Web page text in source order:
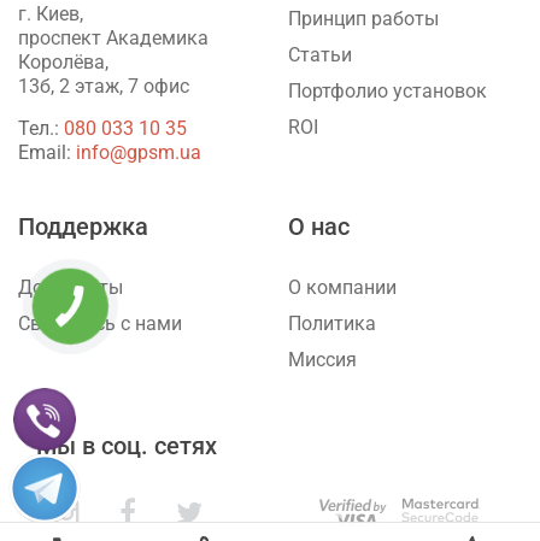
г. Киев,
проспект Академика
Королёва,
13б, 2 этаж, 7 офис
Тел.: ‎080 033 10 35
Email: info@gpsm.ua
Принцип работы
Статьи
Портфолио установок
ROI
Поддержка
Документы
Свяжитесь с нами
О нас
О компании
Политика
Миссия
Мы в соц. сетях
КНОПКА
ЗВ'ЯЗКУ